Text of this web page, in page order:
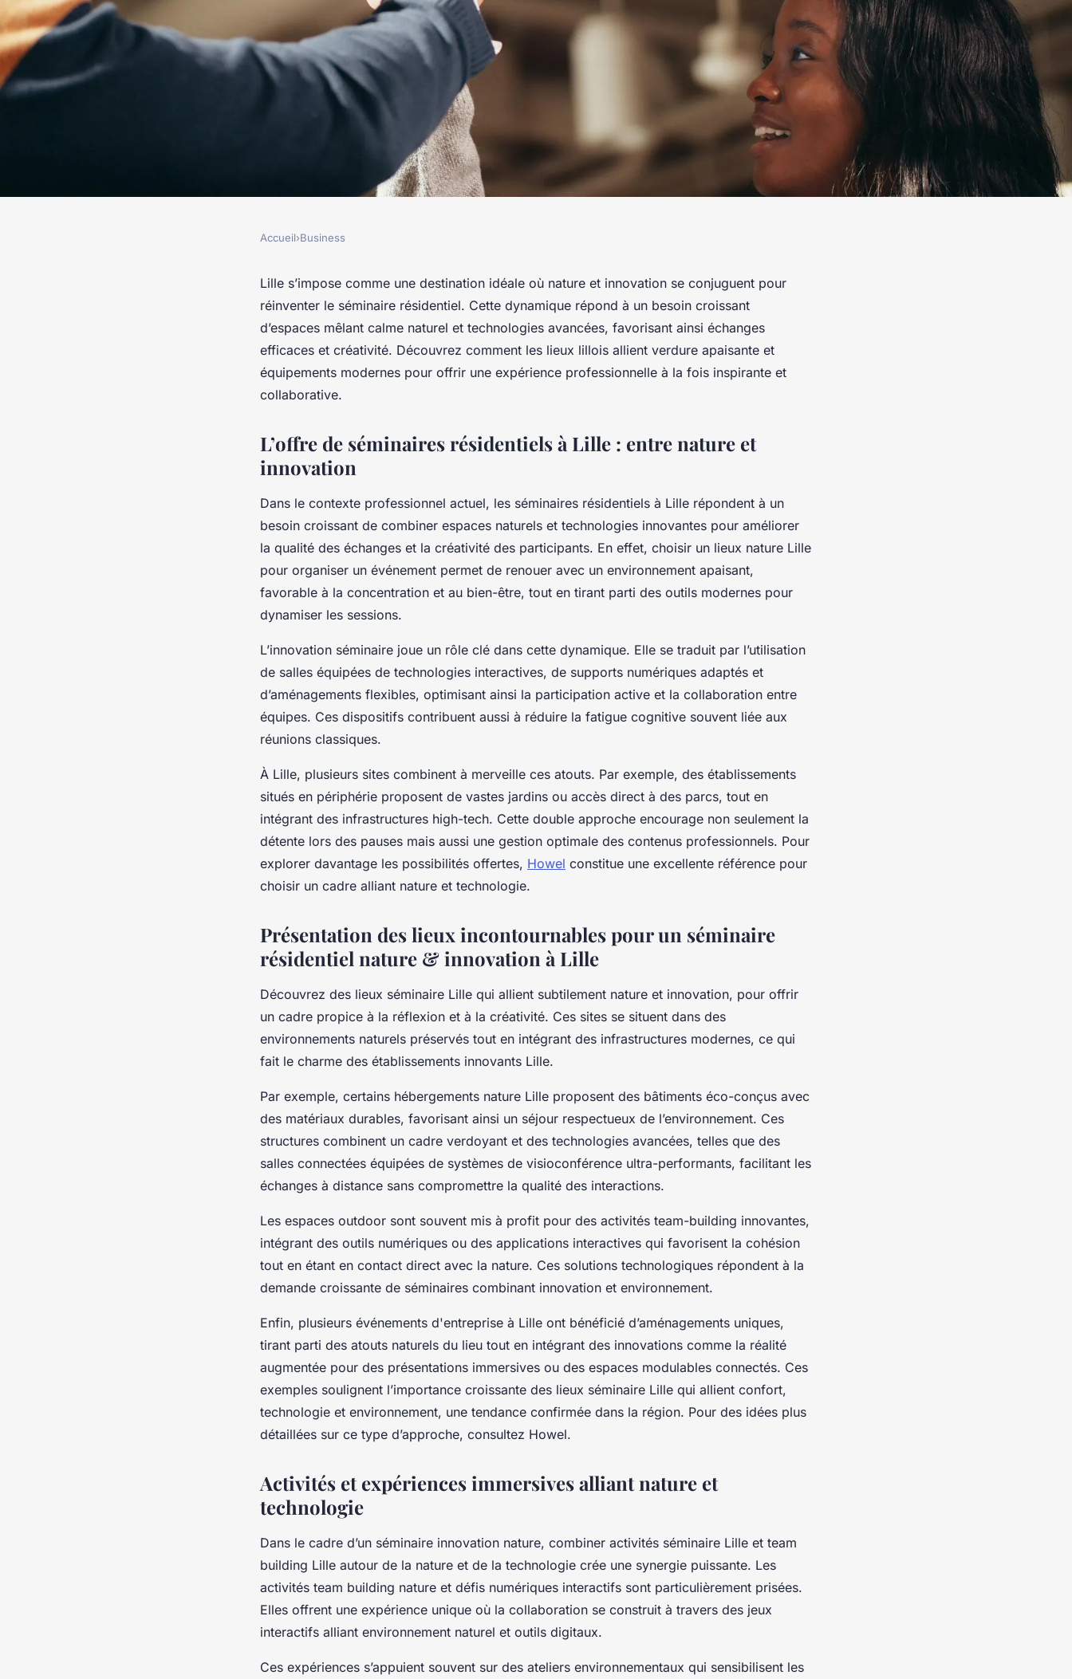
Découvrez le séminaire résidentiel
parfait à lille alliant nature et
Accueil›Business
Lille s’impose comme une destination idéale où nature et innovation se conjuguent pour
réinventer le séminaire résidentiel. Cette dynamique répond à un besoin croissant
d’espaces mêlant calme naturel et technologies avancées, favorisant ainsi échanges
efficaces et créativité. Découvrez comment les lieux lillois allient verdure apaisante et
équipements modernes pour offrir une expérience professionnelle à la fois inspirante et
collaborative.
L’offre de séminaires résidentiels à Lille : entre nature et
innovation
Dans le contexte professionnel actuel, les séminaires résidentiels à Lille répondent à un
besoin croissant de combiner espaces naturels et technologies innovantes pour améliorer
la qualité des échanges et la créativité des participants. En effet, choisir un lieux nature Lille
pour organiser un événement permet de renouer avec un environnement apaisant,
favorable à la concentration et au bien-être, tout en tirant parti des outils modernes pour
dynamiser les sessions.
L’innovation séminaire joue un rôle clé dans cette dynamique. Elle se traduit par l’utilisation
de salles équipées de technologies interactives, de supports numériques adaptés et
d’aménagements flexibles, optimisant ainsi la participation active et la collaboration entre
équipes. Ces dispositifs contribuent aussi à réduire la fatigue cognitive souvent liée aux
réunions classiques.
À Lille, plusieurs sites combinent à merveille ces atouts. Par exemple, des établissements
situés en périphérie proposent de vastes jardins ou accès direct à des parcs, tout en
intégrant des infrastructures high-tech. Cette double approche encourage non seulement la
détente lors des pauses mais aussi une gestion optimale des contenus professionnels. Pour
explorer davantage les possibilités offertes, Howel constitue une excellente référence pour
choisir un cadre alliant nature et technologie.
Présentation des lieux incontournables pour un séminaire
résidentiel nature & innovation à Lille
Découvrez des lieux séminaire Lille qui allient subtilement nature et innovation, pour offrir
un cadre propice à la réflexion et à la créativité. Ces sites se situent dans des
environnements naturels préservés tout en intégrant des infrastructures modernes, ce qui
fait le charme des établissements innovants Lille.
Par exemple, certains hébergements nature Lille proposent des bâtiments éco-conçus avec
des matériaux durables, favorisant ainsi un séjour respectueux de l’environnement. Ces
structures combinent un cadre verdoyant et des technologies avancées, telles que des
salles connectées équipées de systèmes de visioconférence ultra-performants, facilitant les
échanges à distance sans compromettre la qualité des interactions.
Les espaces outdoor sont souvent mis à profit pour des activités team-building innovantes,
intégrant des outils numériques ou des applications interactives qui favorisent la cohésion
tout en étant en contact direct avec la nature. Ces solutions technologiques répondent à la
demande croissante de séminaires combinant innovation et environnement.
Enfin, plusieurs événements d'entreprise à Lille ont bénéficié d’aménagements uniques,
tirant parti des atouts naturels du lieu tout en intégrant des innovations comme la réalité
augmentée pour des présentations immersives ou des espaces modulables connectés. Ces
exemples soulignent l’importance croissante des lieux séminaire Lille qui allient confort,
technologie et environnement, une tendance confirmée dans la région. Pour des idées plus
détaillées sur ce type d’approche, consultez Howel.
Activités et expériences immersives alliant nature et
technologie
Dans le cadre d’un séminaire innovation nature, combiner activités séminaire Lille et team
building Lille autour de la nature et de la technologie crée une synergie puissante. Les
activités team building nature et défis numériques interactifs sont particulièrement prisées.
Elles offrent une expérience unique où la collaboration se construit à travers des jeux
interactifs alliant environnement naturel et outils digitaux.
Ces expériences s’appuient souvent sur des ateliers environnementaux qui sensibilisent les